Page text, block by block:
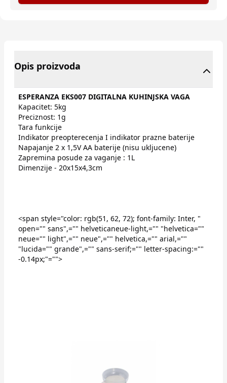
Opis proizvoda
ESPERANZA EKS007 DIGITALNA KUHINJSKA VAGA
Kapacitet: 5kg
Preciznost: 1g
Tara funkcije
Indikator preopterecenja I indikator prazne baterije
Napajanje 2 x 1,5V AA baterije (nisu ukljucene)
Zapremina posude za vaganje : 1L
Dimenzije - 20x15x4,3cm
<span style="color: rgb(51, 62, 72); font-family: Inter, "
open="" sans",="" helveticaneue-light,="" "helvetica=""
neue="" light",="" neue",="" helvetica,="" arial,=""
"lucida="" grande",="" sans-serif;="" letter-spacing:=""
-0.14px;"="">